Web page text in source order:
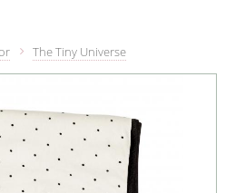
The Tiny Universe